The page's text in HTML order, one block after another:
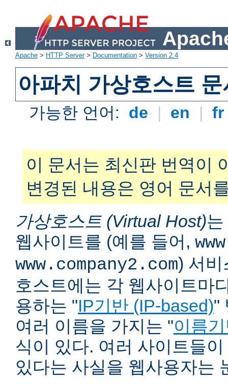
Apache > HTTP Server> Documentation > Version 2.4
아파치 가상호스트 문
가능한 언어: de | en |
이 문서는 최신판 번역이
변경된 내용은 영어 문서
가상호스트 (Virtual Host)
웹사이트를 (예를 들어,
www.company2.com) 서비
호스트에는 각 웹사이트마
용하는 "IP기반 (IP-based)"
여러 이름을 가지는 "이름
식이 있다. 여러 사이트들
있다는 사실을 웹사용자는